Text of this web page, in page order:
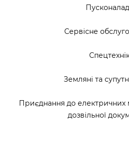
Сервісне
Земляні та
Приєднання до
дозвільної